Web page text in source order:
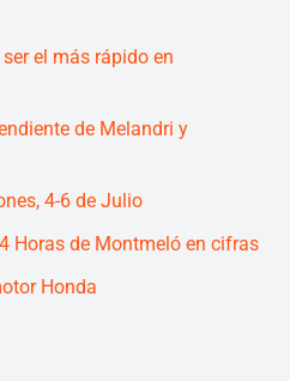
el más rápido en
de Melandri y
4-6 de Julio
Horas de Montmeló en cifras
Honda